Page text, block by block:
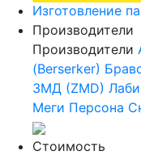
Изготовление
Производители
Производители
(Berserker)
ЗМД (ZMD)
Меги Персона
Стоимость